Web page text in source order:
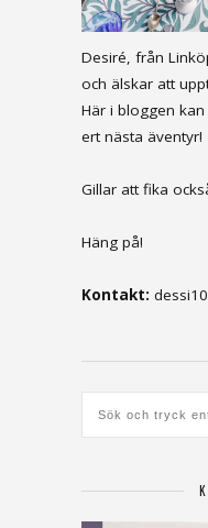
Desiré, från
och älskar att
Här i bloggen
ert nästa äventyr!
Gillar att fika
Häng på!
Kontakt: